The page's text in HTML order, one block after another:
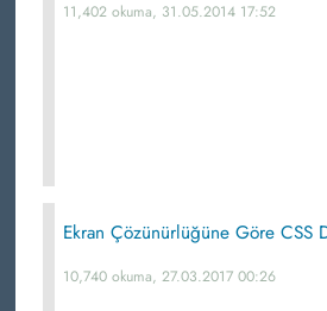
11,402 okuma, 31.05.2014 17:52
Ekran Çözünürlüğüne Göre CSS
10,740 okuma, 27.03.2017 00:26